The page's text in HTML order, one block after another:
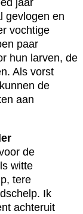
gevlogen en
vochtige
paar
hun larven, de
Als vorst
de
aan
de
witte
tere
Ik
achteruit